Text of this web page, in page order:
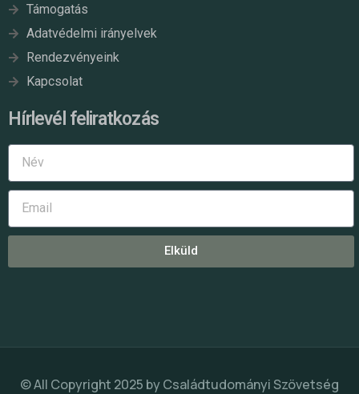
Támogatás
Adatvédelmi irányelvek
Rendezvényeink
Kapcsolat
Hírlevél feliratkozás
Elküld
© All Copyright 2025 byCsaládtudományi Szövetség